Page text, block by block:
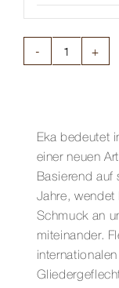
Menge
Eka bedeutet
einer neuen
Basierend auf
Jahre, wendet
Schmuck an
miteinander.